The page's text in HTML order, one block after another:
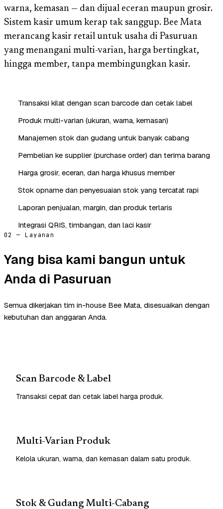
warna, kemasan — dan dijual eceran maupun grosir.
Sistem kasir umum kerap tak sanggup. Bee Mata
merancang kasir retail untuk usaha di Pasuruan
yang menangani multi-varian, harga bertingkat,
hingga member, tanpa membingungkan kasir.
Transaksi kilat dengan scan barcode dan cetak label
Produk multi-varian (ukuran, warna, kemasan)
Manajemen stok dan gudang untuk banyak cabang
Pembelian ke supplier (purchase order) dan terima barang
Harga grosir, eceran, dan harga khusus member
Stok opname dan penyesuaian stok yang tercatat rapi
Laporan penjualan, margin, dan produk terlaris
Integrasi QRIS, timbangan, dan laci kasir
02 — Layanan
Yang bisa kami bangun untuk
Anda di Pasuruan
Semua dikerjakan tim in-house Bee Mata, disesuaikan dengan
kebutuhan dan anggaran Anda.
Scan Barcode & Label
Transaksi cepat dan cetak label harga produk.
Multi-Varian Produk
Kelola ukuran, warna, dan kemasan dalam satu produk.
Stok & Gudang Multi-Cabang